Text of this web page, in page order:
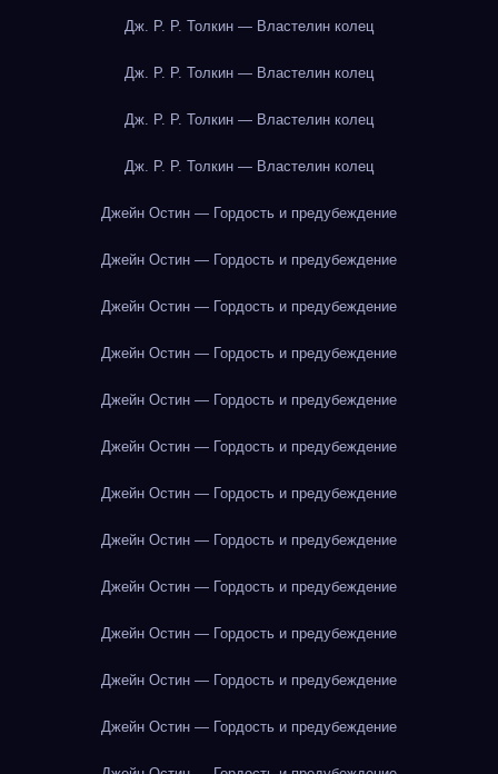
Дж. Р. Р. Толкин — Властелин колец
Дж. Р. Р. Толкин — Властелин колец
Дж. Р. Р. Толкин — Властелин колец
Дж. Р. Р. Толкин — Властелин колец
Джейн Остин — Гордость и предубеждение
Джейн Остин — Гордость и предубеждение
Джейн Остин — Гордость и предубеждение
Джейн Остин — Гордость и предубеждение
Джейн Остин — Гордость и предубеждение
Джейн Остин — Гордость и предубеждение
Джейн Остин — Гордость и предубеждение
Джейн Остин — Гордость и предубеждение
Джейн Остин — Гордость и предубеждение
Джейн Остин — Гордость и предубеждение
Джейн Остин — Гордость и предубеждение
Джейн Остин — Гордость и предубеждение